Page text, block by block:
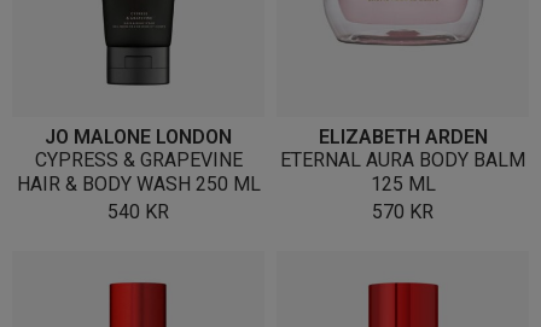
JO MALONE LONDON
CYPRESS & GRAPEVINE
HAIR & BODY WASH 250 ML
540 KR
ELIZABETH ARDEN
ETERNAL AURA BODY BALM
125 ML
570 KR